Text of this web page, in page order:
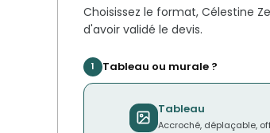
Choisissez le format, Célestine
d'avoir validé le devis.
1 Tableau ou murale ?
Tableau
Accroché, déplaçable,